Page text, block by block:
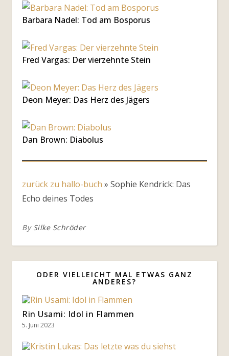
Barbara Nadel: Tod am Bosporus
Fred Vargas: Der vierzehnte Stein
Deon Meyer: Das Herz des Jägers
Dan Brown: Diabolus
zurück zu hallo-buch » Sophie Kendrick: Das
Echo deines Todes
By Silke Schröder
ODER VIELLEICHT MAL ETWAS GANZ
ANDERES?
Rin Usami: Idol in Flammen
5. Juni 2023